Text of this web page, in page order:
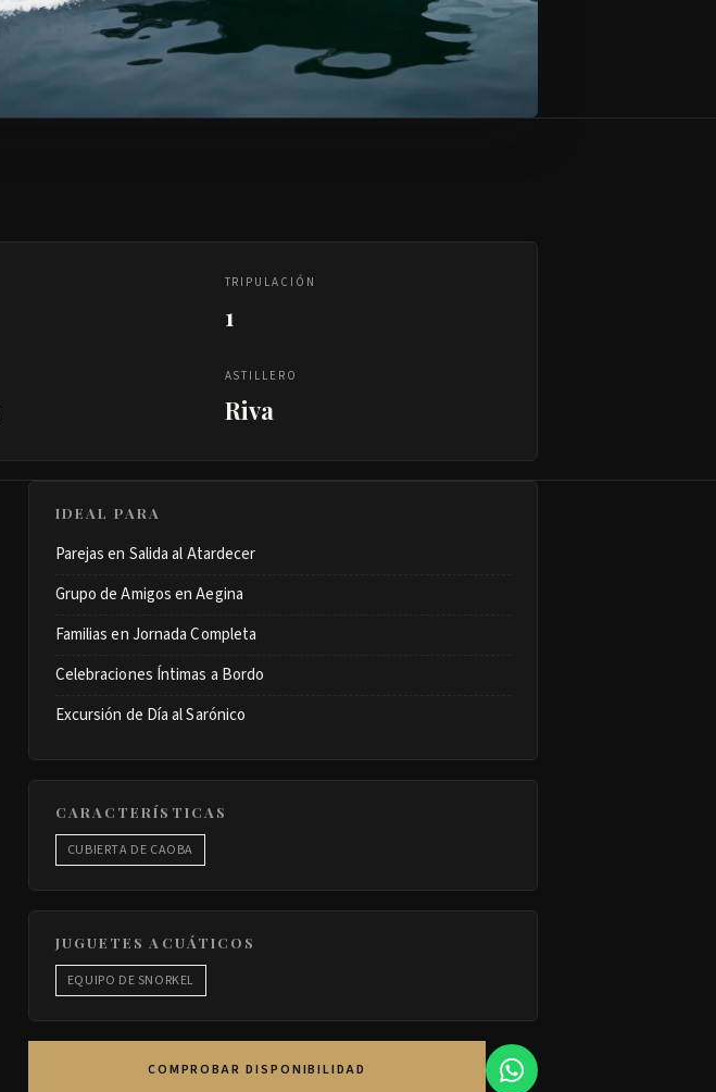
TRIPULACIÓN
1
ASTILLERO
Riva
IDEAL PARA
Parejas en Salida al Atardecer
Grupo de Amigos en Aegina
Familias en Jornada Completa
Celebraciones Íntimas a Bordo
Excursión de Día al Sarónico
CARACTERÍSTICAS
CUBIERTA DE CAOBA
JUGUETES ACUÁTICOS
EQUIPO DE SNORKEL
COMPROBAR DISPONIBILIDAD